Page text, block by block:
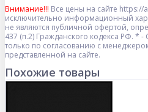
Внимание!!! Все цены на сайте
исключительно информационный
не являются публичной офертой,
437 (п.2) Гражданского кодекса РФ. * -
только по согласованию с
представленной на сайте.
Похожие товары